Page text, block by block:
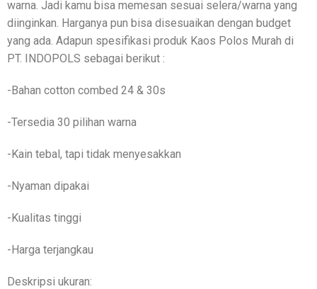
warna. Jadi kamu bisa memesan sesuai selera/warna yang
diinginkan. Harganya pun bisa disesuaikan dengan budget
yang ada. Adapun spesifikasi produk Kaos Polos Murah di
PT. INDOPOLS sebagai berikut :
-Bahan cotton combed 24 & 30s
-Tersedia 30 pilihan warna
-Kain tebal, tapi tidak menyesakkan
-Nyaman dipakai
-Kualitas tinggi
-Harga terjangkau
Deskripsi ukuran: